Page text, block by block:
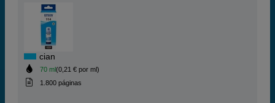
cian
70 ml(0,21 € por ml)
1.800 páginas